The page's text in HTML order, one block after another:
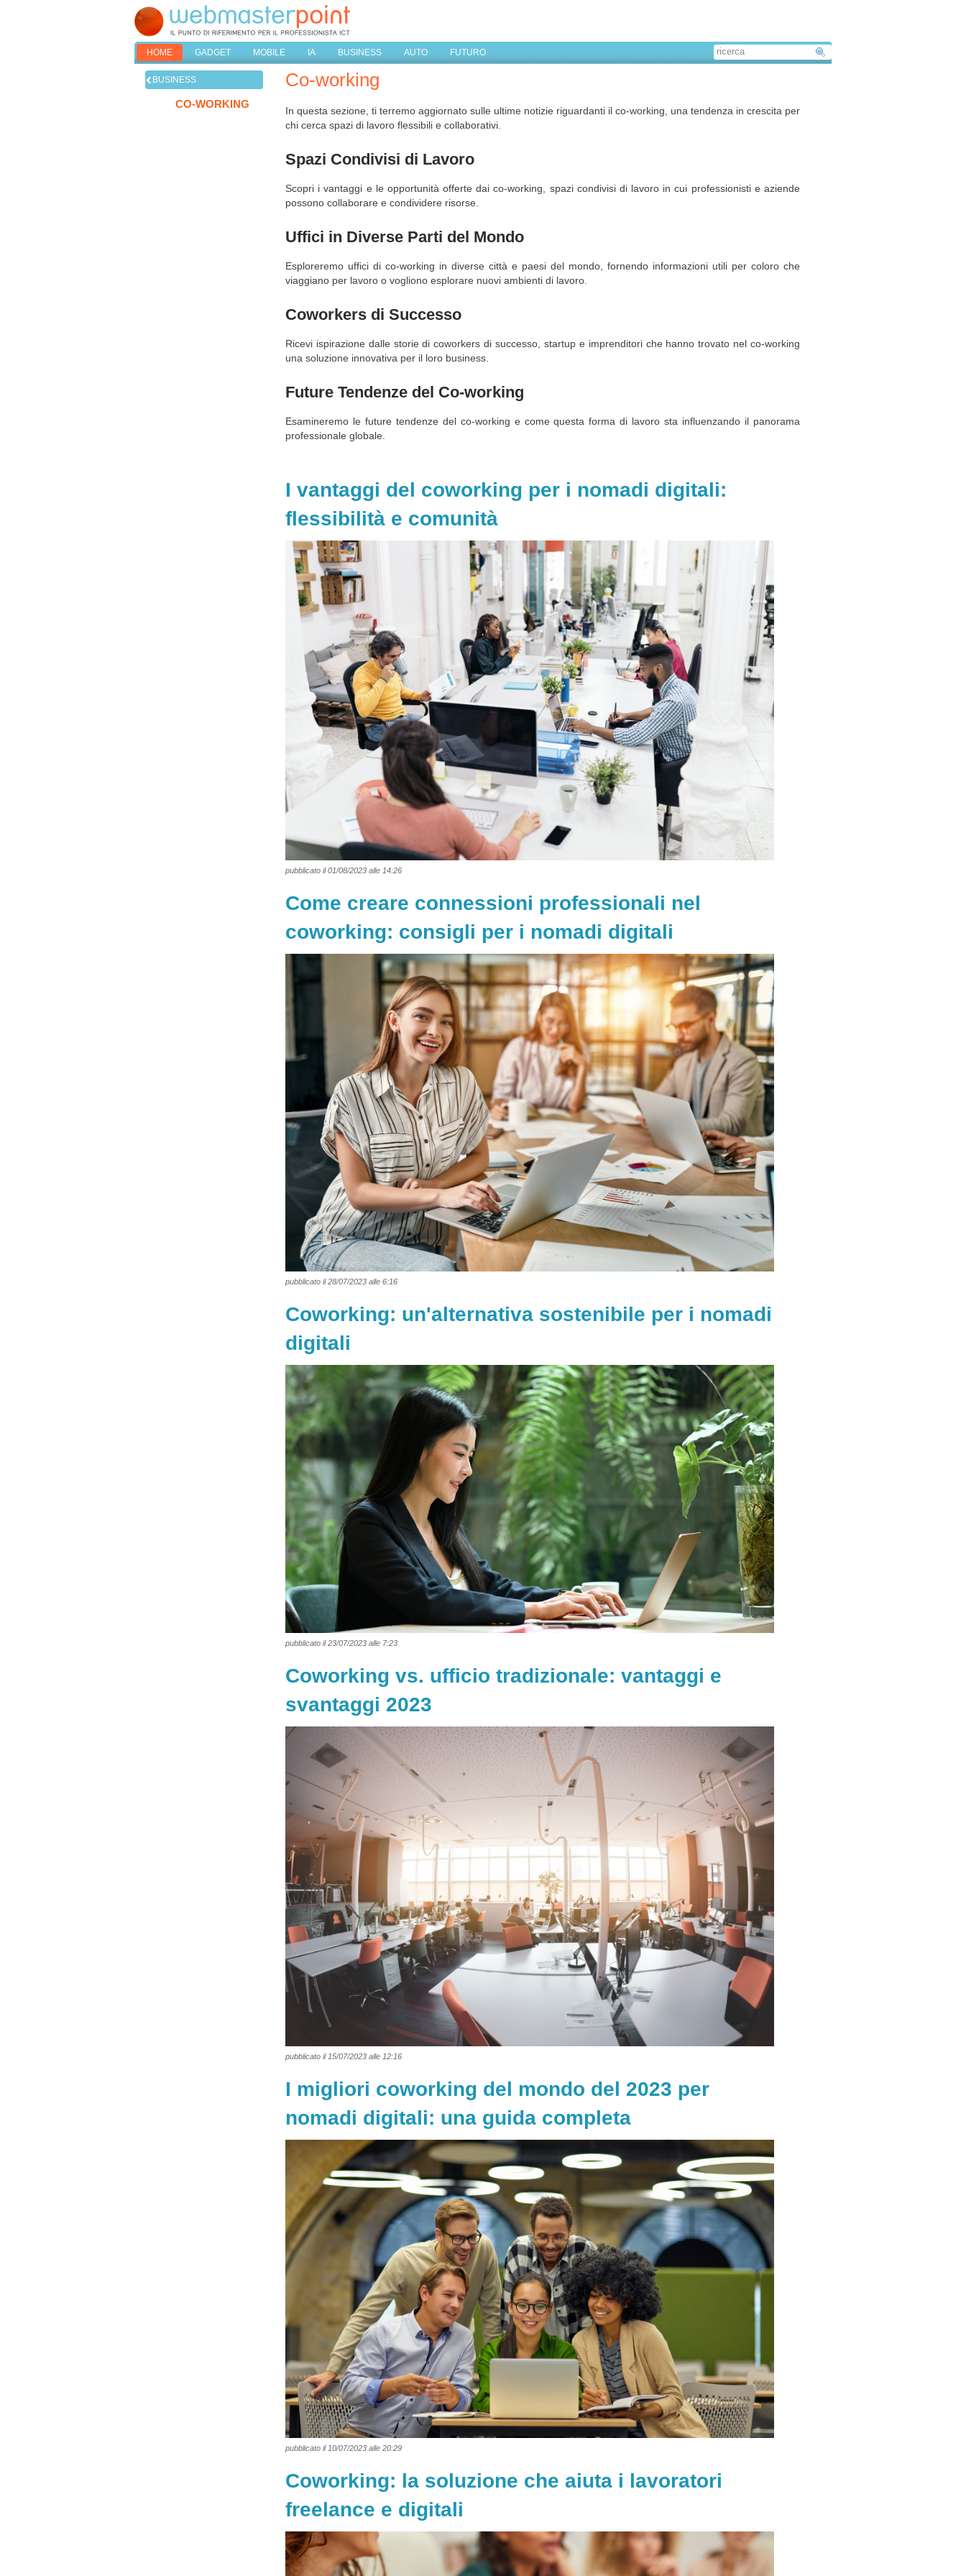
HOME GADGET MOBILE IA BUSINESS AUTO FUTURO
BUSINESS
CO-WORKING
Co-working
In questa sezione, ti terremo aggiornato sulle ultime notizie riguardanti il co-working, una tendenza in crescita per
chi cerca spazi di lavoro flessibili e collaborativi.
Spazi Condivisi di Lavoro
Scopri i vantaggi e le opportunità offerte dai co-working, spazi condivisi di lavoro in cui professionisti e aziende
possono collaborare e condividere risorse.
Uffici in Diverse Parti del Mondo
Esploreremo uffici di co-working in diverse città e paesi del mondo, fornendo informazioni utili per coloro che
viaggiano per lavoro o vogliono esplorare nuovi ambienti di lavoro.
Coworkers di Successo
Ricevi ispirazione dalle storie di coworkers di successo, startup e imprenditori che hanno trovato nel co-working
una soluzione innovativa per il loro business.
Future Tendenze del Co-working
Esamineremo le future tendenze del co-working e come questa forma di lavoro sta influenzando il panorama
professionale globale.
I vantaggi del coworking per i nomadi digitali:
flessibilità e comunità
pubblicato il 01/08/2023 alle 14:26
Come creare connessioni professionali nel
coworking: consigli per i nomadi digitali
pubblicato il 28/07/2023 alle 6:16
Coworking: un'alternativa sostenibile per i nomadi
digitali
pubblicato il 23/07/2023 alle 7:23
Coworking vs. ufficio tradizionale: vantaggi e
svantaggi 2023
pubblicato il 15/07/2023 alle 12:16
I migliori coworking del mondo del 2023 per
nomadi digitali: una guida completa
pubblicato il 10/07/2023 alle 20:29
Coworking: la soluzione che aiuta i lavoratori
freelance e digitali